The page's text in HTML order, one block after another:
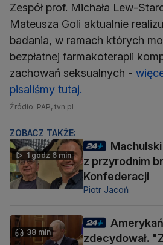
Zespół prof. Michała Lew-
Mateusza Goli aktualnie
badania, w ramach których
bezpłatnej farmakoterapii
zachowań seksualnych -
pisaliśmy tutaj.
Źródło: PAP, tvn.pl
ZOBACZ TAKŻE:
1 godz 6 min
z przyrodnim
Konfederacji
Piotr Jacoń
38 min
zdecydował.